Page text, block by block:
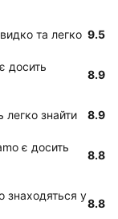
та легко 9.5
досить
8.9
легко знайти 8.9
є досить
8.8
знаходяться у
8.8